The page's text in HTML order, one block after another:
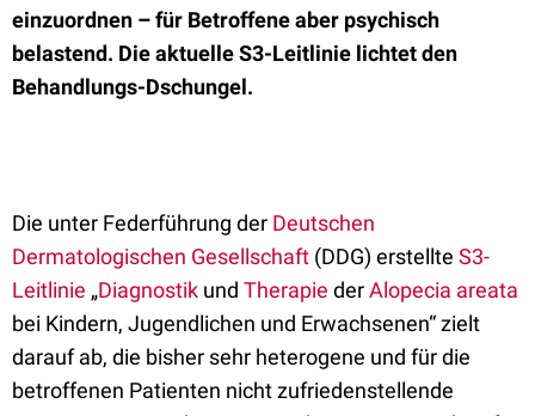
einzuordnen – für Betroffene aber psychisch
belastend. Die aktuelle S3-Leitlinie lichtet den
Behandlungs-Dschungel.
Die unter Federführung der Deutschen
Dermatologischen Gesellschaft (DDG) erstellte S3-
Leitlinie „Diagnostik und Therapie derAlopecia areata
bei Kindern, Jugendlichen und Erwachsenen“ zielt
darauf ab, die bisher sehr heterogene und für die
betroffenen Patienten nicht zufriedenstellende